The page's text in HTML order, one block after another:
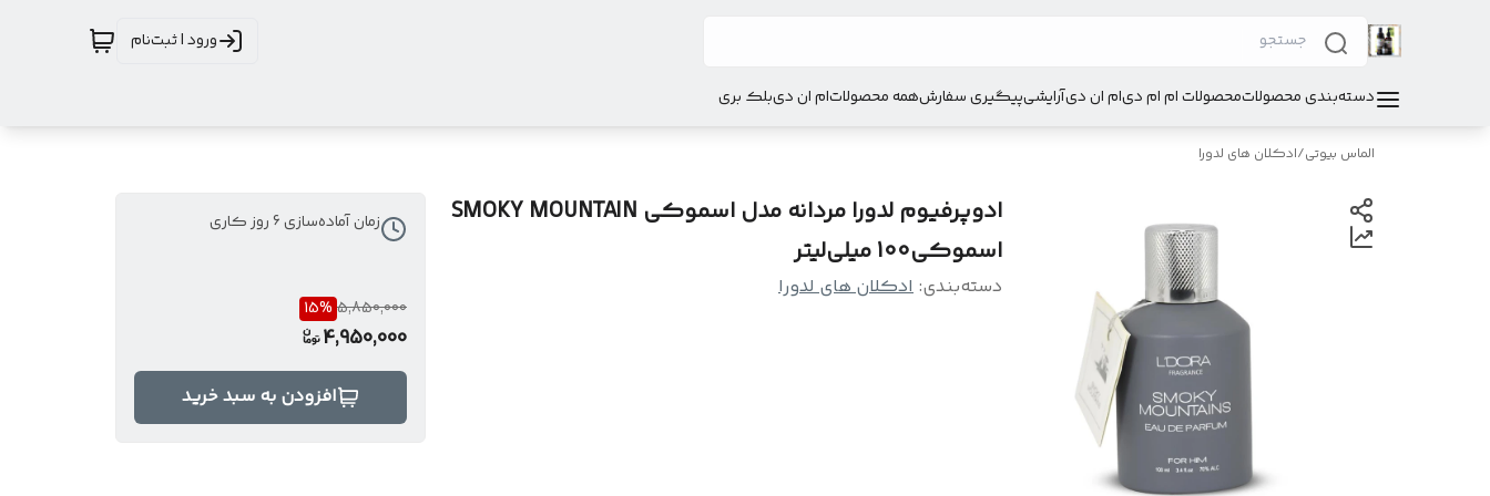
ورود | ثبت‌نام
دسته‌بندی محصولاتمحصولات ام ام دیام ان دیآرایشیپیگیری سفارشهمه محصولاتام ان دیبلک بری
الماس بیوتی/ادکلان های لدورا
ادوپرفیوم لدورا مردانه مدل اسموکی SMOKY MOUNTAIN
اسموکی100 میلی‌لیتر
دسته‌بندی: ادکلان های لدورا
زمان آماده‌سازی6روز کاری
5,850,000
15%
4,950,000
افزودن به سبد خرید